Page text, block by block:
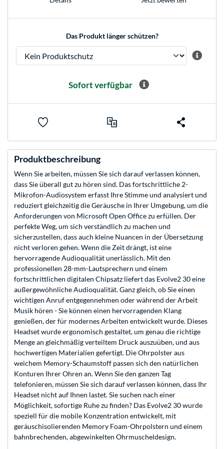
Das Produkt länger schützen?
Sofort verfügbar
Produktbeschreibung
Wenn Sie arbeiten, müssen Sie sich darauf verlassen können,
dass Sie überall gut zu hören sind. Das fortschrittliche 2-
Mikrofon-Audiosystem erfasst Ihre Stimme und analysiert und
reduziert gleichzeitig die Geräusche in Ihrer Umgebung, um die
Anforderungen von Microsoft Open Office zu erfüllen. Der
perfekte Weg, um sich verständlich zu machen und
sicherzustellen, dass auch kleine Nuancen in der Übersetzung
nicht verloren gehen. Wenn die Zeit drängt, ist eine
hervorragende Audioqualität unerlässlich. Mit den
professionellen 28-mm-Lautsprechern und einem
fortschrittlichen digitalen Chipsatz liefert das Evolve2 30 eine
außergewöhnliche Audioqualität. Ganz gleich, ob Sie einen
wichtigen Anruf entgegennehmen oder während der Arbeit
Musik hören - Sie können einen hervorragenden Klang
genießen, der für modernes Arbeiten entwickelt wurde. Dieses
Headset wurde ergonomisch gestaltet, um genau die richtige
Menge an gleichmäßig verteiltem Druck auszuüben, und aus
hochwertigen Materialien gefertigt. Die Ohrpolster aus
weichem Memory-Schaumstoff passen sich den natürlichen
Konturen Ihrer Ohren an. Wenn Sie den ganzen Tag
telefonieren, müssen Sie sich darauf verlassen können, dass Ihr
Headset nicht auf Ihnen lastet. Sie suchen nach einer
Möglichkeit, sofortige Ruhe zu finden? Das Evolve2 30 wurde
speziell für die mobile Konzentration entwickelt, mit
geräuschisolierenden Memory Foam-Ohrpolstern und einem
bahnbrechenden, abgewinkelten Ohrmuscheldesign.